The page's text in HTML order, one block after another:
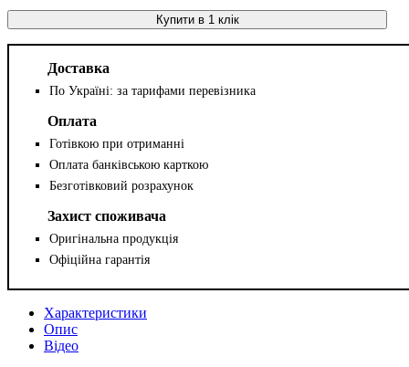
Купити в 1 клік
Доставка
По Україні: за тарифами перевізника
Оплата
Готівкою при отриманні
Оплата банківською карткою
Безготівковий розрахунок
Захист споживача
Оригінальна продукція
Офіційна гарантія
Характеристики
Опис
Відео